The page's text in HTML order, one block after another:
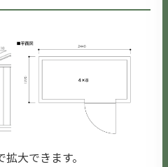
大できます。